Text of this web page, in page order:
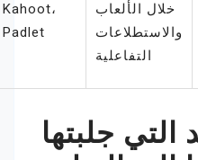
خلال الألعاب
والاستطلاعات
التفاعلية
Kahoot،
Padlet
التي جلبتها